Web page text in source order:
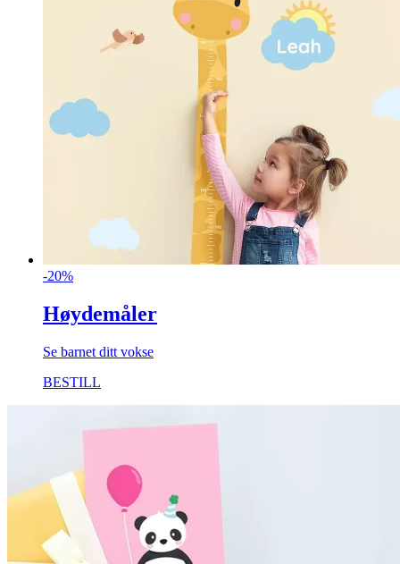
-20%
Høydemåler
Se barnet ditt vokse
BESTILL